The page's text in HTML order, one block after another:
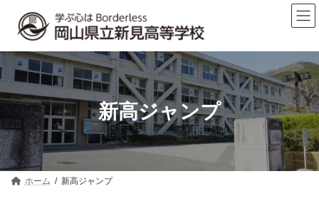
ツ
へ
ス
キ
プ
シ
ョ
ン
に
動
新高ジャンプ
ホーム 新高ジャンプ